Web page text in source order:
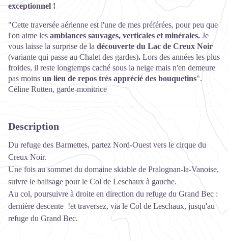
exceptionnel !
"Cette traversée aérienne est l'une de mes préférées, pour peu que
l'on aime les ambiances sauvages, verticales et minérales. Je
vous laisse la surprise de la découverte du Lac de Creux Noir
(variante qui passe au Chalet des gardes). Lors des années les plus
froides, il reste longtemps caché sous la neige mais n'en demeure
pas moins un lieu de repos très apprécié des bouquetins".
Céline Rutten, garde-monitrice
Description
Du refuge des Barmettes, partez Nord-Ouest vers le cirque du
Creux Noir.
Une fois au sommet du domaine skiable de Pralognan-la-Vanoise,
suivre le balisage pour le Col de Leschaux à gauche.
Au col, poursuivre à droite en direction du refuge du Grand Bec :
dernière descente !et traversez, via le Col de Leschaux, jusqu'au
refuge du Grand Bec.